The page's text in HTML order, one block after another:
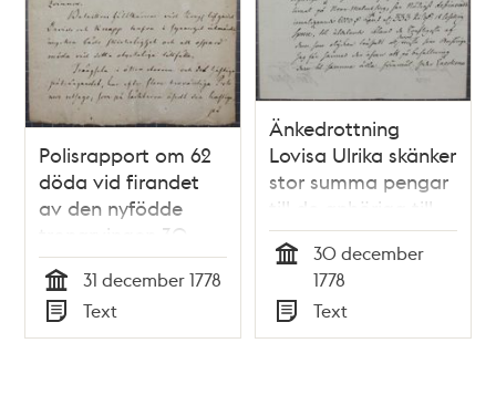
Polisrapport om 62
döda vid firandet
av den nyfödde
tronarvingen 30
december 1778
Tid
31 december 1778
Typ
Text
Änkedrottning
Lovisa Ulrika skänker
stor summa pengar
till de anhöriga till
offren vid
Norrmalmstorgsolyckan
den 30 december
1778
30 december
1778
Typ
Text